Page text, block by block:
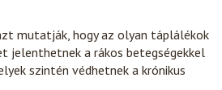
mutatják, hogy az olyan táplálékok
jelenthetnek a rákos betegségekkel
szintén védhetnek a krónikus